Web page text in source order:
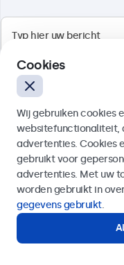
Nederlands
Of bel
Hulp of advies nodig?
Direct contact met een
Cookies
Wij gebruiken cookies
websitefunctionaliteit,
advertenties. Cookies
gebruikt voor
advertenties. Met uw
worden gebruikt in
gegevens gebruikt.